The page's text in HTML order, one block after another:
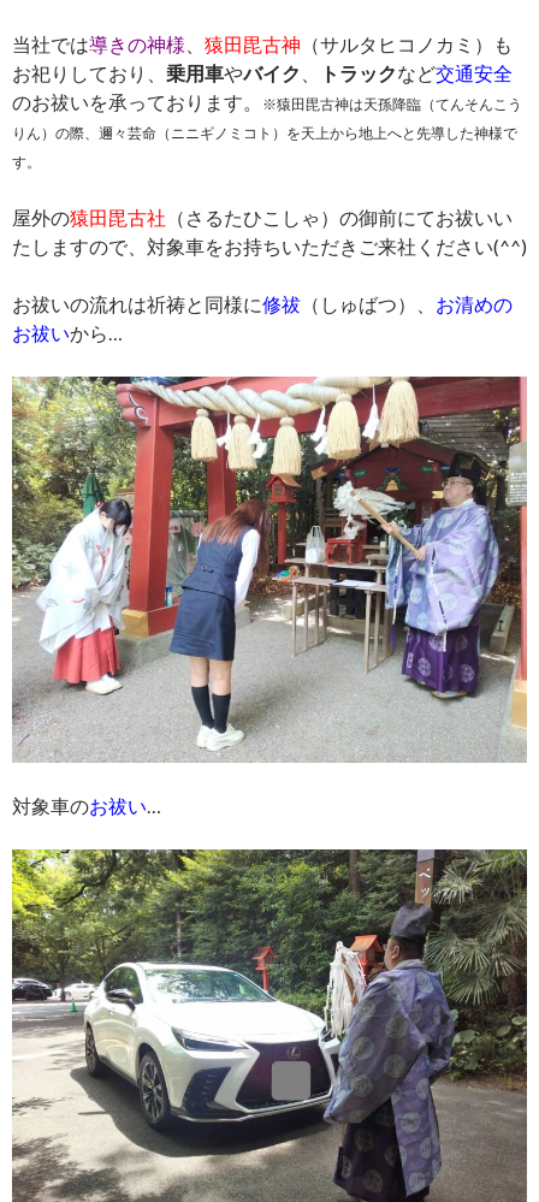
当社では導きの神様 猿田毘古神 （サルタヒコノカミ）も
お祀りしており、 乗用車やバイク トラックなど交通安全
のお祓いを承っております。
※猿田毘古神は天孫降臨（てんそんこう
りん）の際、邇々芸命（ニニギノミコト）を天上から地上へと先導した神様で
す。
屋外の猿田毘古社 （さるたひこしゃ）の御前にてお祓いい
たしますので、対象車をお持ちいただきご来社ください(^^)
お祓いの流れは祈祷と同様に修祓 （しゅばつ）、 お清めの
お祓いから…
対象車のお祓い…